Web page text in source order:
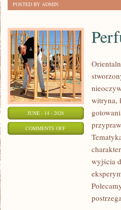
POSTED BY ADMIN
JUNE - 14 - 2026
COMMENTS OFFON
witryna,
wyjścia